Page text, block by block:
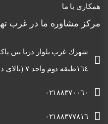
همکاری با ما
مرکز مشاوره ما در غرب
شهرك غرب بلوار دريا بين
١٦٤طبقه دوم واحد ٧ (بالاي داروخانه پرسيان)
٠٢١٨٨٣٧٠٠٦٠
٠٢١٨٨٣٧٧٨١٦